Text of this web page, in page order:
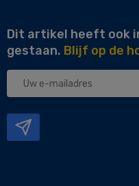
Dit artikel heeft ook
gestaan. Blijf op de
Uw